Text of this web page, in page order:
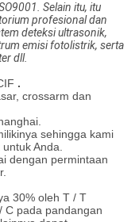
Selain itu, itu
profesional dan
deteksi ultrasonik,
emisi fotolistrik, serta
dll.
.
crossarm dan
sehingga kami
Anda.
dengan permintaan
30% oleh T / T
C pada pandangan